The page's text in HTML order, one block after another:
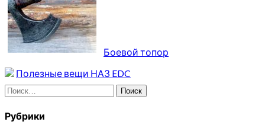
Боевой топор
Полезные вещи НАЗ EDC
Найти:
Рубрики